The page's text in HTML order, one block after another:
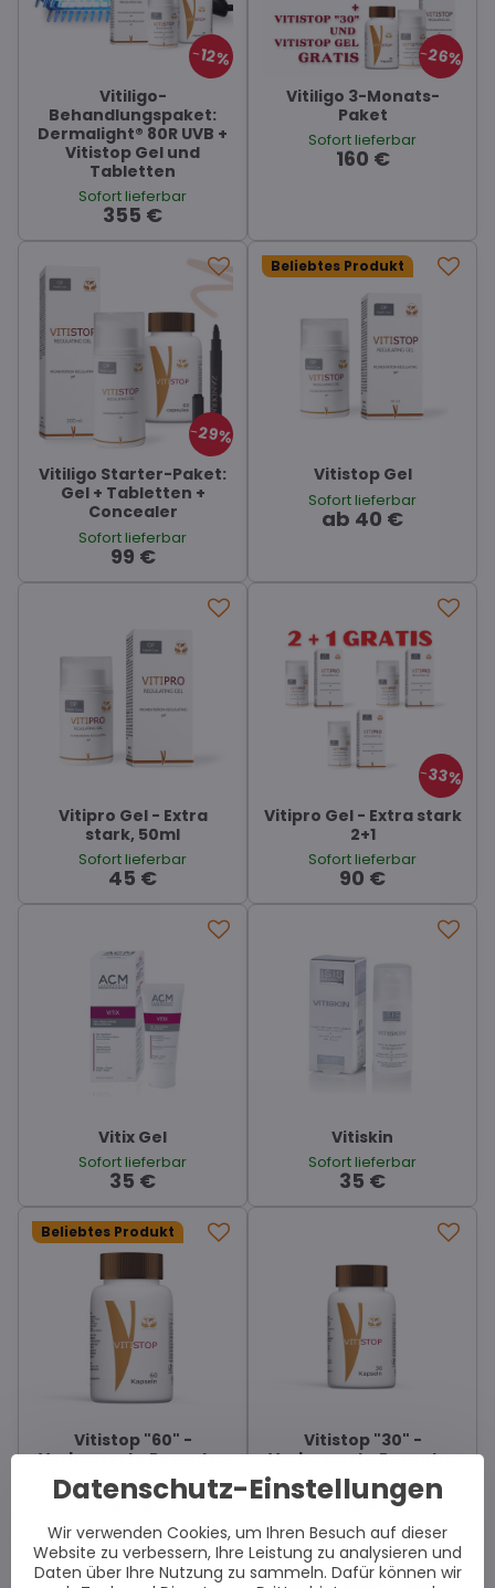
12%
Vitiligo-
Behandlungspaket:
Dermalight® 80R UVB +
Vitistop Gel und
Tabletten
Sofort lieferbar
355 €
26%
Vitiligo 3-Monats-
Paket
Sofort lieferbar
160 €
29%
Vitiligo Starter-Paket:
Gel + Tabletten +
Concealer
Sofort lieferbar
99 €
Beliebtes Produkt
Vitistop Gel
Sofort lieferbar
ab 40 €
Vitipro Gel - Extra
stark, 50ml
Sofort lieferbar
45 €
33%
Vitipro Gel - Extra stark
2+1
Sofort lieferbar
90 €
Vitix Gel
Sofort lieferbar
35 €
Vitiskin
Sofort lieferbar
35 €
Beliebtes Produkt
Vitistop "60" -
Verbesserte Rezeptur
Sofort lieferbar
33 €
Vitistop "30" -
Verbesserte Rezeptur
Sofort lieferbar
19 €
Datenschutz-Einstellungen
Wir verwenden Cookies, um Ihren Besuch auf dieser
Website zu verbessern, Ihre Leistung zu analysieren und
Daten über Ihre Nutzung zu sammeln. Dafür können wir